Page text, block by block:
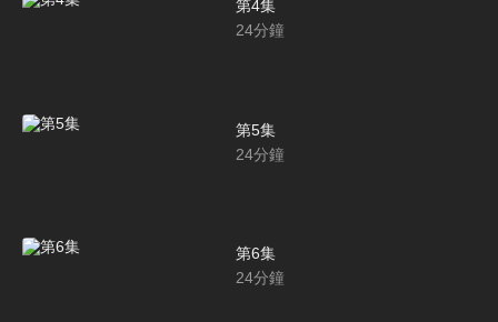
第4集
24分鐘
第5集
24分鐘
第6集
24分鐘